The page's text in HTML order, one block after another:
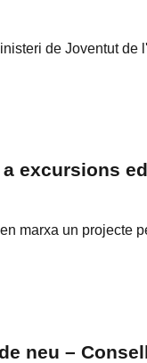
de Joventut
excursions
marxa un projecte
neu –